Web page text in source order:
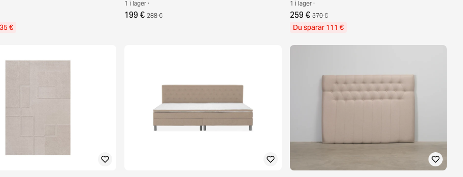
€
1 i lager ·
199 € 288 €
1 i lager ·
259 € 370 €
Du sparar 111 €